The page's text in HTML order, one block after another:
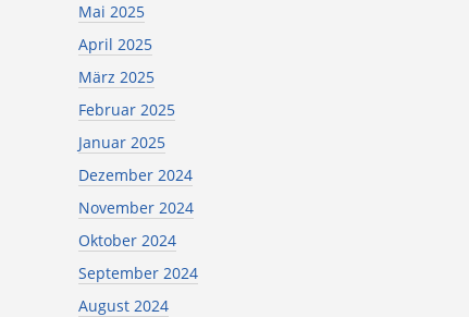
Mai 2025
April 2025
März 2025
Februar 2025
Januar 2025
Dezember 2024
November 2024
Oktober 2024
September 2024
August 2024